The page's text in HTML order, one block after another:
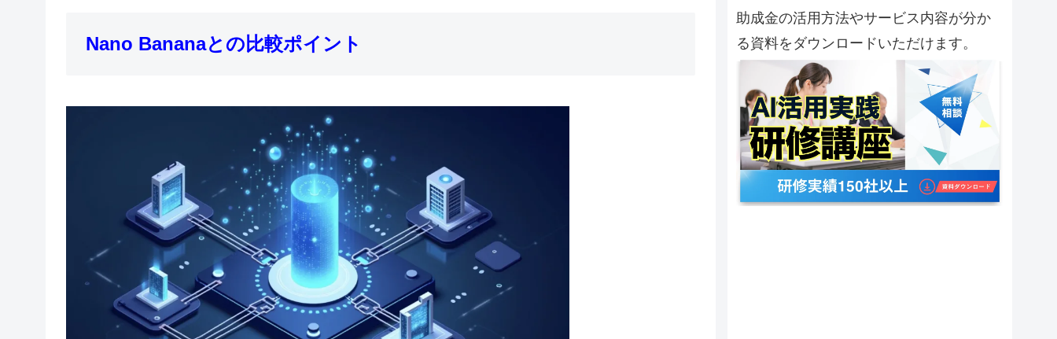
Nano Bananaとの比較ポイント
助成金の活用方法やサービス内容が分か
る資料をダウンロードいただけます。